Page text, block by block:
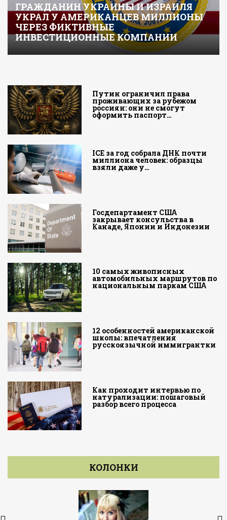
ГРАЖДАНИН УКРАИНЫ И ИЗРАИЛЯ
УКРАЛ У АМЕРИКАНЦЕВ МИЛЛИОНЫ
ЧЕРЕЗ ФИКТИВНЫЕ
ИНВЕСТИЦИОННЫЕ КОМПАНИИ
Путин ограничил права
проживающих за рубежом
россиян: они не смогут
оформить паспорт…
ICE за год собрала ДНК почти
миллиона человек: образцы
взяли даже у…
Госдепартамент США
закрывает консульства в
Канаде, Японии и Индонезии
10 самых живописных
автомобильных маршрутов по
национальным паркам США
12 особенностей американской
школы: впечатления
русскоязычной иммигрантки
Как проходит интервью по
натурализации: пошаговый
разбор всего процесса
КОЛОНКИ